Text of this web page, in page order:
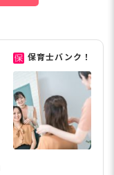
保育士バンク！